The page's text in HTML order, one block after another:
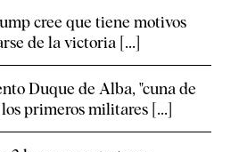
cree que tiene motivos
de la victoria [...]
Duque de Alba, "cuna de
primeros militares [...]